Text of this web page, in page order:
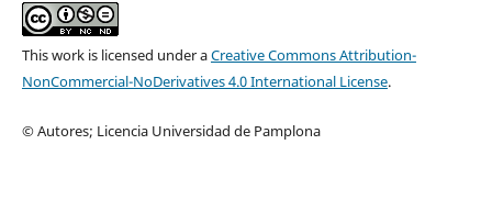
This work is licensed under aCreative Commons Attribution-
NonCommercial-NoDerivatives 4.0 International License.
© Autores; Licencia Universidad de Pamplona